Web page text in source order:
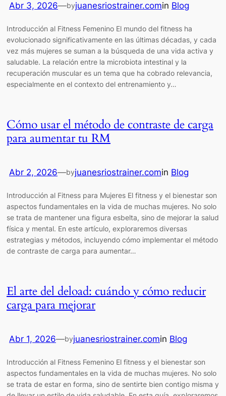
Abr 3, 2026—byjuanesriostrainer.comin Blog
Introducción al Fitness Femenino El mundo del fitness ha
evolucionado significativamente en las últimas décadas, y cada
vez más mujeres se suman a la búsqueda de una vida activa y
saludable. La relación entre la microbiota intestinal y la
recuperación muscular es un tema que ha cobrado relevancia,
especialmente en el contexto del entrenamiento y…
Cómo usar el método de contraste de carga
para aumentar tu RM
Abr 2, 2026—byjuanesriostrainer.comin Blog
Introducción al Fitness para Mujeres El fitness y el bienestar son
aspectos fundamentales en la vida de muchas mujeres. No solo
se trata de mantener una figura esbelta, sino de mejorar la salud
física y mental. En este artículo, exploraremos diversas
estrategias y métodos, incluyendo cómo implementar el método
de contraste de carga para aumentar…
El arte del deload: cuándo y cómo reducir
carga para mejorar
Abr 1, 2026—byjuanesriostrainer.comin Blog
Introducción al Fitness Femenino El fitness y el bienestar son
aspectos fundamentales en la vida de muchas mujeres. No solo
se trata de estar en forma, sino de sentirte bien contigo misma y